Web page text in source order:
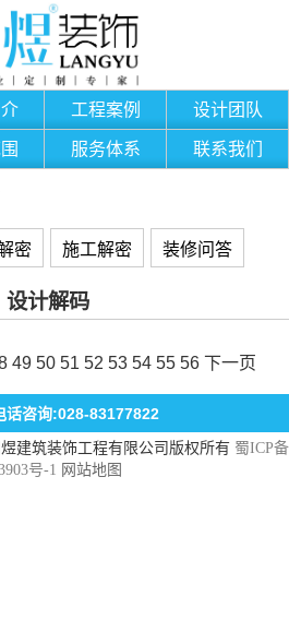
工程案例 设计团队
服务体系 联系我们
密 施工解密 装修问答
设计解码
49 50 51 52 53 54 55 56 下一页
话咨询:028-83177822
建筑装饰工程有限公司版权所有 蜀ICP备
号-1 网站地图